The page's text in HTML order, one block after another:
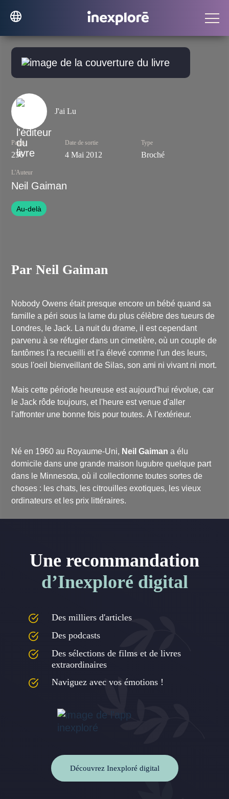
J'ai Lu
Pages
256
Date de sortie
4 Mai 2012
Type
Broché
L'Auteur
Neil Gaiman
Au-delà
Par Neil Gaiman
Nobody Owens était presque encore un bébé quand sa
famille a péri sous la lame du plus célèbre des tueurs de
Londres, le Jack. La nuit du drame, il est cependant
parvenu à se réfugier dans un cimetière, où un couple de
fantômes l'a recueilli et l'a élevé comme l'un des leurs,
sous l'oeil bienveillant de Silas, son ami ni vivant ni mort.
Mais cette période heureuse est aujourd'hui révolue, car
le Jack rôde toujours, et l'heure est venue d'aller
l'affronter une bonne fois pour toutes. À l'extérieur.
Né en 1960 au Royaume-Uni, Neil Gaiman a élu
domicile dans une grande maison lugubre quelque part
dans le Minnesota, où il collectionne toutes sortes de
choses : les chats, les citrouilles exotiques, les vieux
ordinateurs et les prix littéraires.
Une recommandation
d’Inexploré digital
Des milliers d'articles
Des podcasts
Des sélections de films et de livres
extraordinaires
Naviguez avec vos émotions !
Découvrez Inexploré digital